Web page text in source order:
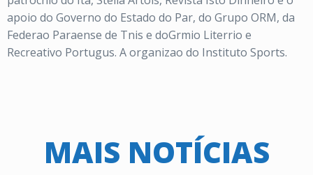
apoio do Governo do Estado do Par, do Grupo ORM, da
Federao Paraense de Tnis e doGrmio Literrio e
Recreativo Portugus. A organizao do Instituto Sports.
MAIS NOTÍCIAS